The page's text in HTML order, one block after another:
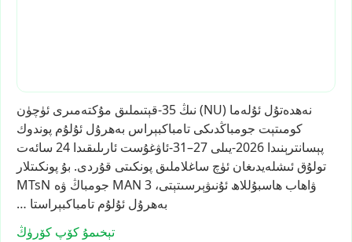
نەھدەتۇل ئۇلەما (NU) نىڭ 35-قېتىملىق مۇكتەمىرى ئۈچۈن
كومىتېت جومباڭدىكى تامباكبېراس بەھرۇل ئۇلۇم پوندوك
پېسانترېنىدا 2026-يىلى 27–31-ئاۋغۇست ئارىلىقىدا 24 سائەت
تولۇقئىشلەيدىغان ئۈچ ساغلاملىق پونكىتى قۇردى. بۇ پونكىتلار
ۋاھاب ھاسبۇللاھ ئۇنىۋېرسىتېتى، MAN 3 جومباڭ ۋە MTsN
بەھرۇل ئۇلۇم تامباكبېراستا …
تېخىمۇ كۆپ كۆرۈڭ